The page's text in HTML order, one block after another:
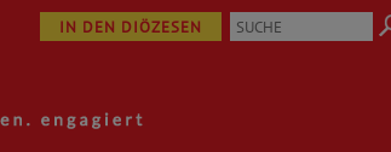
IN DEN DIÖZESEN